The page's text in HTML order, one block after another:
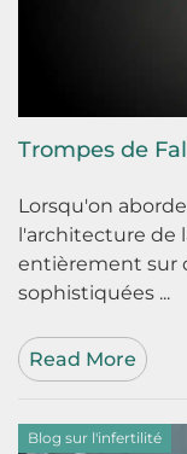
Trompes de
Lorsqu'on
l'architecture de
entièrement sur
sophistiquées ...
Read More
Blog sur l'infertilité